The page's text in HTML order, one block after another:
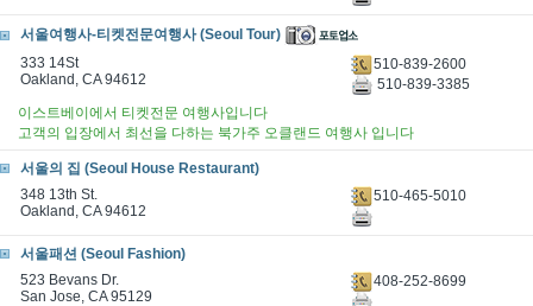
서울여행사-티켓전문여행사 (Seoul Tour)
333 14St
Oakland, CA 94612
510-839-2600
510-839-3385
이스트베이에서 티켓전문 여행사입니다
고객의 입장에서 최선을 다하는 북가주 오클랜드 여행사 입니다
서울의 집 (Seoul House Restaurant)
348 13th St.
Oakland, CA 94612
510-465-5010
서울패션 (Seoul Fashion)
523 Bevans Dr.
San Jose, CA 95129
408-252-8699